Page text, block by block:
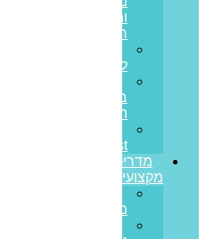
ותזרים
חיובי
לעסקים
בערבות
המדינה
Invest
מדריכים
מקצועיים
משתנה